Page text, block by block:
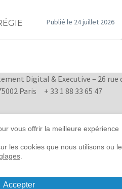
Publié le 24 juillet 2026
Digital & Executive – 26 rue
Paris + 33 1 88 33 65 47
légales |
Préférences
vous offrir la meilleure expérience
les cookies que nous utilisons ou
Accepter